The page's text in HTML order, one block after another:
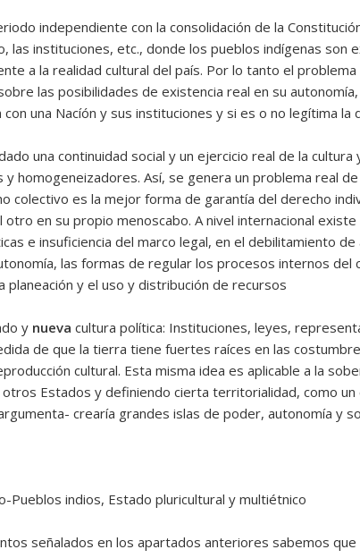
independiente con la consolidación de la
las instituciones, etc., donde los pueblos indígenas
a la realidad cultural del país. Por lo tanto el
las posibilidades de existencia real en su
una Nacíón y sus instituciones y si es o no legítima
una continuidad social y un ejercicio real de la
y homogeneizadores. Así, se genera un problema real
colectivo es la mejor forma de garantía del derecho
en su propio menoscabo. A nivel internacional
e insuficiencia del marco legal, en el debilitamiento
las formas de regular los procesos internos
planeación y el uso y distribución de recursos
y nueva cultura política: Instituciones, leyes,
de que la tierra tiene fuertes raíces en las
cultural. Esta misma idea es aplicable a la
Estados y definiendo cierta territorialidad, como
crearía grandes islas de poder, autonomía y
Pueblos indios, Estado pluricultural y multiétnico
señalados en los apartados anteriores sabemos